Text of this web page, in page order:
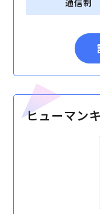
通信制
ヒューマン